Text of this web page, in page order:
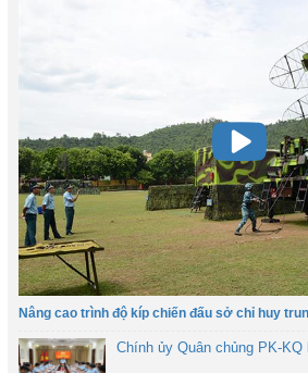
Nâng cao trình độ kíp chiến đấu sở chỉ huy
Chính ủy Quân chủng PK-